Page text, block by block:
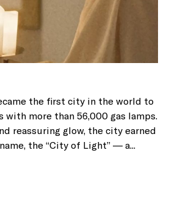
the first city in the world to
more than 56,000 gas lamps.
reassuring glow, the city earned
the “City of Light” — a...